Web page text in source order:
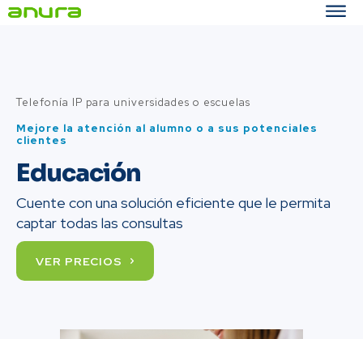
Telefonía IP para universidades o escuelas
Mejore la atención al alumno o a sus potenciales
clientes
Educación
Cuente con una solución eficiente que le permita
captar todas las consultas
VER PRECIOS